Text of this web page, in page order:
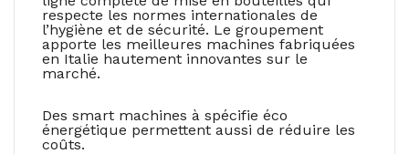
respecte les normes internationales de
l’hygiène et de sécurité. Le groupement
apporte les meilleures machines fabriquées
en Italie hautement innovantes sur le
marché.
Des smart machines à spécifie éco
énergétique permettent aussi de réduire les
coûts.